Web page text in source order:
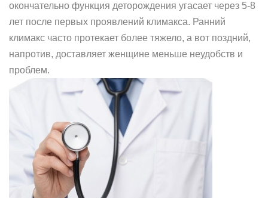
окончательно функция деторождения угасает через 5-8
лет после первых проявлений климакса. Ранний
климакс часто протекает более тяжело, а вот поздний,
напротив, доставляет женщине меньше неудобств и
проблем.